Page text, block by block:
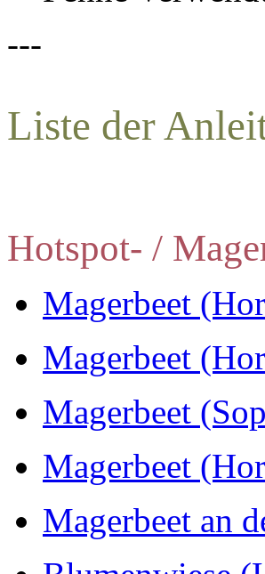
---
Liste der
Hotspot- /
Magerbeet
Magerbeet
Magerbeet
Magerbeet
Magerbeet an